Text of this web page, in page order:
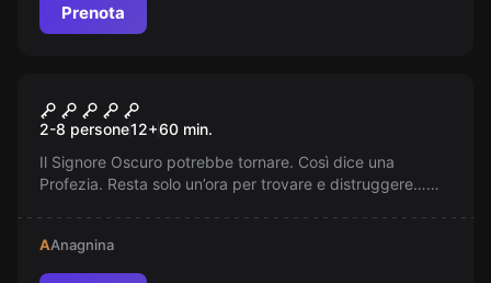
Prenota
Ultimo Horcrux
2-8 persone12+60 min.
Il Signore Oscuro potrebbe tornare. Così dice una
Profezia. Resta solo un’ora per trovare e distruggere…
AAnagnina